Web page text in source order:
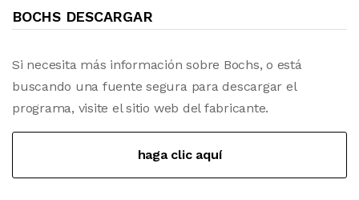
BOCHS DESCARGAR
Si necesita más información sobre Bochs, o está
buscando una fuente segura para descargar el
programa, visite el sitio web del fabricante.
haga clic aquí